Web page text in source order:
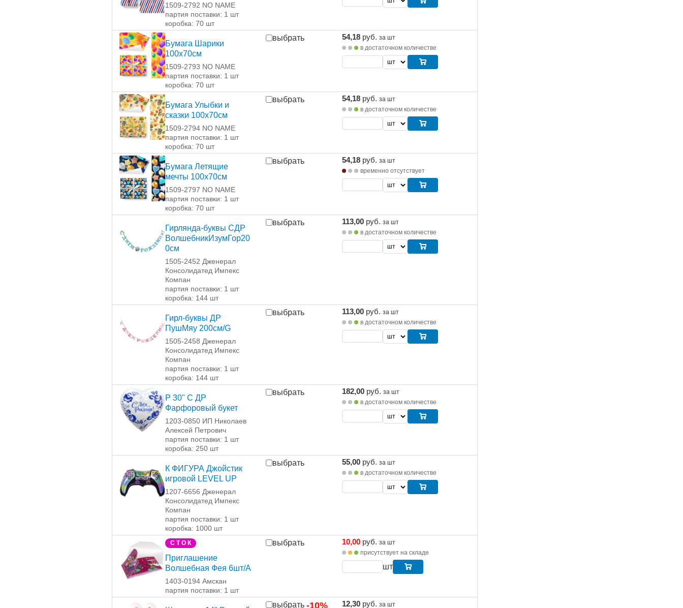
1509-2792 NO NAME
партия поставки: 1 шт
коробка: 70 шт
Бумага Шарики
100х70см
1509-2793 NO NAME
партия поставки: 1 шт
коробка: 70 шт
выбрать 54,18 руб. за шт
в достаточном количестве
Бумага Улыбки и
сказки 100х70см
1509-2794 NO NAME
партия поставки: 1 шт
коробка: 70 шт
выбрать 54,18 руб. за шт
в достаточном количестве
Бумага Летящие
мечты 100х70см
1509-2797 NO NAME
партия поставки: 1 шт
коробка: 70 шт
выбрать 54,18 руб. за шт
временно отсутствует
Гирлянда-буквы СДР
ВолшебникИзумГор20
0см
1505-2452 Дженерал
Консолидатед Импекс
Компан
партия поставки: 1 шт
коробка: 144 шт
выбрать 113,00 руб. за шт
в достаточном количестве
Гирл-буквы ДР
ПушМяу 200см/G
1505-2458 Дженерал
Консолидатед Импекс
Компан
партия поставки: 1 шт
коробка: 144 шт
выбрать 113,00 руб. за шт
в достаточном количестве
Р 30" С ДР
Фарфоровый букет
1203-0850 ИП Николаев
Алексей Петрович
партия поставки: 1 шт
коробка: 250 шт
выбрать 182,00 руб. за шт
в достаточном количестве
К ФИГУРА Джойстик
игровой LEVEL UP
1207-6656 Дженерал
Консолидатед Импекс
Компан
партия поставки: 1 шт
коробка: 1000 шт
выбрать 55,00 руб. за шт
в достаточном количестве
С Т О К
Приглашение
Волшебная Фея 6шт/A
1403-0194 Амскан
партия поставки: 1 шт
выбрать 10,00 руб. за шт
присутствует на складе
шт
-10%
выбрать 12,30 руб. за шт